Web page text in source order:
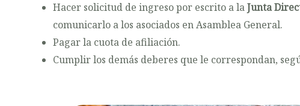
Hacer solicitud de ingreso por escrito a laJunta
comunicarlo a los asociados en Asamblea General.
Pagar la cuota de afiliación.
Cumplir los demás deberes que le correspondan,